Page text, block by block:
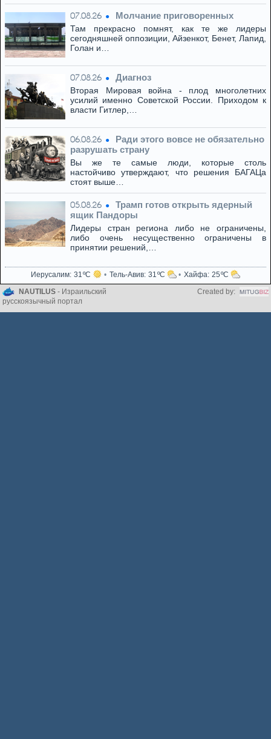
07.08.26 Молчание приговоренных
Там прекрасно помнят, как те же лидеры
сегодняшней оппозиции, Айзенкот, Бенет, Лапид,
Голан и…
07.08.26 Диагноз
Вторая Мировая война - плод многолетних
усилий именно Советской России. Приходом к
власти Гитлер,…
06.08.26
Ради этого вовсе не обязательно
разрушать страну
Вы же те самые люди, которые столь
настойчиво утверждают, что решения БАГАЦа
стоят выше…
05.08.26
Трамп готов открыть ядерный
ящик Пандоры
Лидеры стран региона либо не ограничены,
либо очень несущественно ограничены в
принятии решений,…
Иерусалим 31 Тель-Авив 31 Хайфа 25
NAUTILUS - Израильский
русскоязычный портал
Created by: